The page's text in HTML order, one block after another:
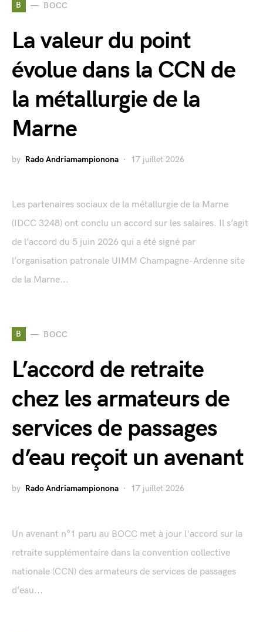
B BOCC
La valeur du point
évolue dans la CCN de
la métallurgie de la
Marne
by Rado Andriamampionona 17 juillet 2026
Les partenaires sociaux de la métallurgie de la Marne
(IDCC 3248) ont conclu un accord sur les salaires. Il s’agit
de l’accord du 5 juin 2026 qui a été signé par
l’organisation patronale UIMM Champagne-Ardenne site
de la Marne...
B BOCC
L’accord de retraite
chez les armateurs de
services de passages
d’eau reçoit un avenant
by Rado Andriamampionona 17 juillet 2026
Un avenant n°1 paru au BOCC met à jour l'accord sur la
retraite supplémentaire dans la convention collective
nationale (CCN) des armateurs de services de passages
d’eau...